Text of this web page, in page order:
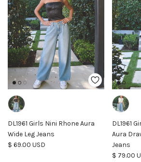
DL1961 Girls Nini Rhone Aura
Wide Leg Jeans
Precio normal
$ 69.00 USD
DL1961
Aura
Jeans
Precio
$ 79.00